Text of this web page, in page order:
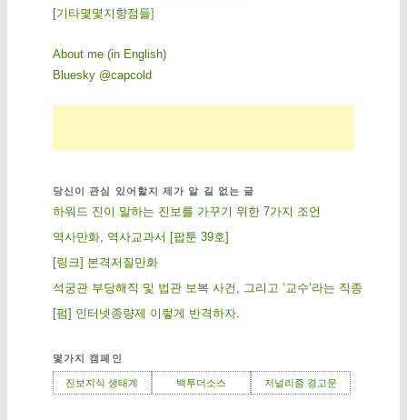
[기 타몇 몇 지 향점 들]
About me (in English)
Bluesky @capcold
당신이 관심 있어할지 제가 알 길 없는 글
하워드 진이 말하는 진보를 가꾸기 위한 7가지 조언
역사만화, 역사교과서 [팝툰 39호]
[링크] 본격저질만화
석궁관 부당해직 및 법관 보복 사건, 그리고 ‘교수’라는 직종
[펌] 인터넷종량제 이렇게 반격하자.
몇가지 캠페인
진보지식 생태계 백투더소스 저널리즘 경고문